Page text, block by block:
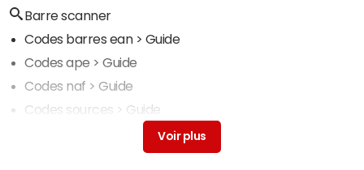
Barre scanner
Codes barres ean> Guide
Codes ape > Guide
Codes naf > Guide
Codes sources > Guide